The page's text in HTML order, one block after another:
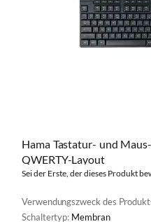
Hama Tastatur- und
QWERTY-Layout
Sei der Erste, der dieses Produkt
Verwendungszweck des
Schaltertyp: Membran